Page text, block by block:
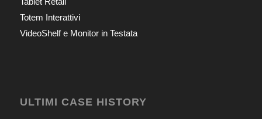
Totem Interattivi
VideoShelf e Monitor in Testata
ULTIMI CASE HISTORY